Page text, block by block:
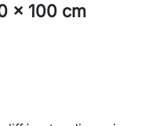
x 100 cm